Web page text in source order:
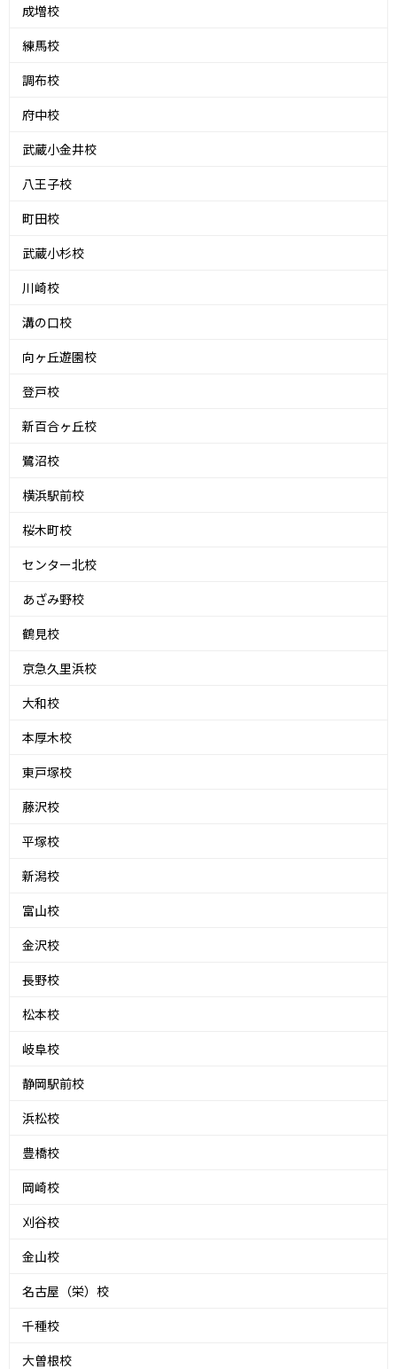
成増校
練馬校
調布校
府中校
武蔵小金井校
八王子校
町田校
武蔵小杉校
川崎校
溝の口校
向ヶ丘遊園校
登戸校
新百合ヶ丘校
鷺沼校
横浜駅前校
桜木町校
センター北校
あざみ野校
鶴見校
京急久里浜校
大和校
本厚木校
東戸塚校
藤沢校
平塚校
新潟校
富山校
金沢校
長野校
松本校
岐阜校
静岡駅前校
浜松校
豊橋校
岡崎校
刈谷校
金山校
名古屋（栄）校
千種校
大曽根校